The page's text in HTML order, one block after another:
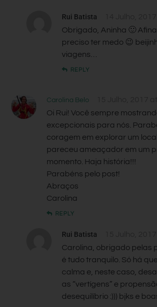
Rui Batista
Obrigado, Aninha 🙂
preciso ter medo 😉
viagens…
REPLY
Carolina Belo
Oi Rui! Você sempre
excepcionais para nós.
coragem em explorar um
pareceu ameaçador em um
momento. Haja história!!!
Parabéns pelo post!
Abraços
Carolina
REPLY
Rui Batista
Carolina, obrigado pelas
é tudo tranquilo. Só há
calma e, neste caso,
as “vertígens” e
desequilíbrio :))) bjks e